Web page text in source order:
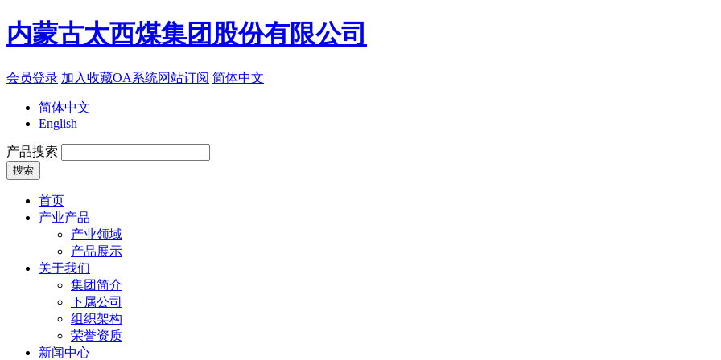
内蒙古太西煤集团股份有限公司
会员登录 加入收藏OA系统网站订阅 简体中文
简体中文
English
产品搜索
首页
产业产品
产业领域
产品展示
关于我们
集团简介
下属公司
组织架构
荣誉资质
新闻中心